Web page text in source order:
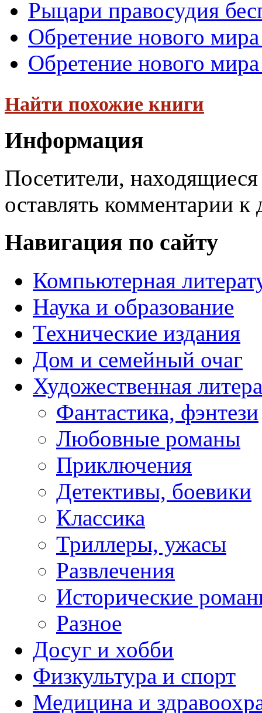
Рыцари правосудия
Обретение нового
Обретение нового
Найти похожие книги
Информация
Посетители,
оставлять комментарии к
Навигация по сайту
Компьютерная
Наука и образование
Технические издания
Дом и семейный очаг
Художественная
Фантастика, фэнтези
Любовные романы
Приключения
Детективы, боевики
Классика
Триллеры, ужасы
Развлечения
Исторические
Разное
Досуг и хобби
Физкультура и спорт
Медицина и